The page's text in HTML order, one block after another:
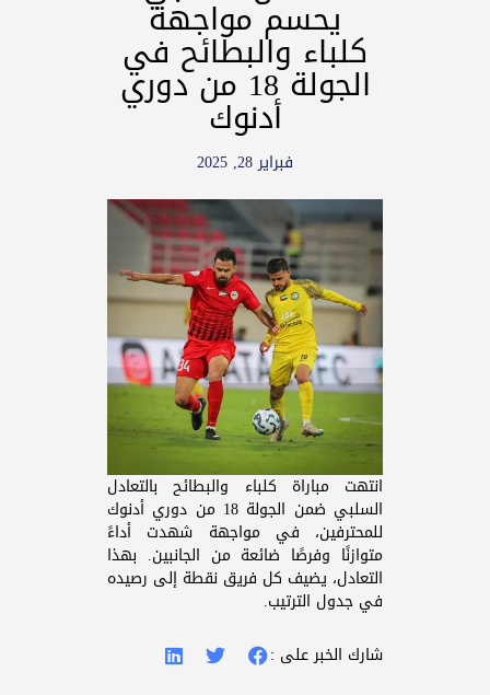
يحسم مواجهة
كلباء والبطائح في
الجولة 18 من دوري
أدنوك
فبراير 28, 2025
انتهت مباراة كلباء والبطائح بالتعادل
السلبي ضمن الجولة 18 من دوري أدنوك
للمحترفين، في مواجهة شهدت أداءً
متوازنًا وفرصًا ضائعة من الجانبين. بهذا
التعادل، يضيف كل فريق نقطة إلى رصيده
في جدول الترتيب.
شارك الخبر على :